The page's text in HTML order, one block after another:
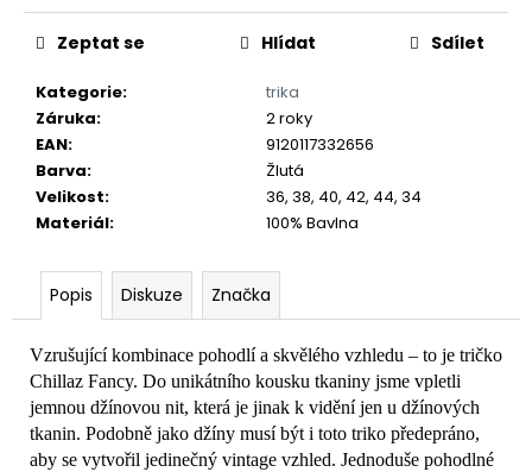
Kategorie:
trika
Záruka:
2 roky
EAN:
9120117332656
Barva:
Žlutá
Velikost:
36, 38, 40, 42, 44, 34
Materiál: 100% Bavlna
Zeptat se Hlídat Sdílet
Popis Diskuze Značka
Vzrušující kombinace pohodlí a skvělého vzhledu – to je tričko
Chillaz Fancy. Do unikátního kousku tkaniny jsme vpletli
jemnou džínovou nit, která je jinak k vidění jen u džínových
tkanin. Podobně jako džíny musí být i toto triko předepráno,
aby se vytvořil jedinečný vintage vzhled. Jednoduše pohodlné